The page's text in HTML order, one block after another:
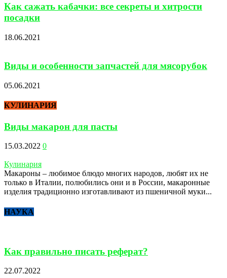
Как сажать кабачки: все секреты и хитрости
посадки
18.06.2021
Виды и особенности запчастей для мясорубок
05.06.2021
КУЛИНАРИЯ
Виды макарон для пасты
15.03.2022 0
Кулинария
Макароны – любимое блюдо многих народов, любят их не
только в Италии, полюбились они и в России, макаронные
изделия традиционно изготавливают из пшеничной муки...
НАУКА
Как правильно писать реферат?
22.07.2022